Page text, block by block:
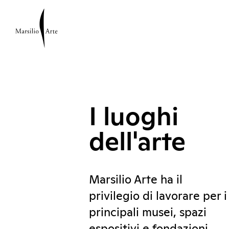
I luoghi
dell'arte
Marsilio Arte ha il
privilegio di lavorare per i
principali musei, spazi